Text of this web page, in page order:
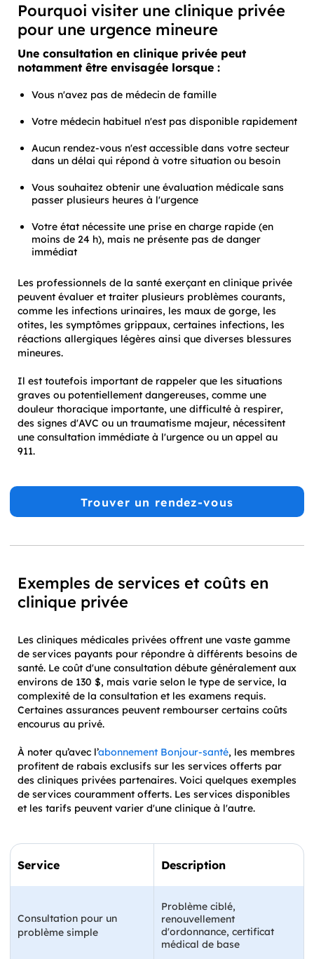
Pourquoi visiter une clinique privée
pour une urgence mineure
Une consultation en clinique privée peut
notamment être envisagée lorsque :
Vous n'avez pas de médecin de famille
Votre médecin habituel n'est pas disponible rapidement
Aucun rendez-vous n'est accessible dans votre secteur
dans un délai qui répond à votre situation ou besoin
Vous souhaitez obtenir une évaluation médicale sans
passer plusieurs heures à l'urgence
Votre état nécessite une prise en charge rapide (en
moins de 24 h), mais ne présente pas de danger
immédiat
Les professionnels de la santé exerçant en clinique privée
peuvent évaluer et traiter plusieurs problèmes courants,
comme les infections urinaires, les maux de gorge, les
otites, les symptômes grippaux, certaines infections, les
réactions allergiques légères ainsi que diverses blessures
mineures.
Il est toutefois important de rappeler que les situations
graves ou potentiellement dangereuses, comme une
douleur thoracique importante, une difficulté à respirer,
des signes d'AVC ou un traumatisme majeur, nécessitent
une consultation immédiate à l'urgence ou un appel au
911.
Trouver un rendez-vous
Exemples de services et coûts en
clinique privée
Les cliniques médicales privées offrent une vaste gamme
de services payants pour répondre à différents besoins de
santé. Le coût d'une consultation débute généralement aux
environs de 130 $, mais varie selon le type de service, la
complexité de la consultation et les examens requis.
Certaines assurances peuvent rembourser certains coûts
encourus au privé.
À noter qu’avec l’abonnement Bonjour-santé, les membres
profitent de rabais exclusifs sur les services offerts par
des cliniques privées partenaires. Voici quelques exemples
de services couramment offerts. Les services disponibles
et les tarifs peuvent varier d'une clinique à l'autre.
Service Description
Consultation pour un
problème simple
Problème ciblé,
renouvellement
d'ordonnance, certificat
médical de base